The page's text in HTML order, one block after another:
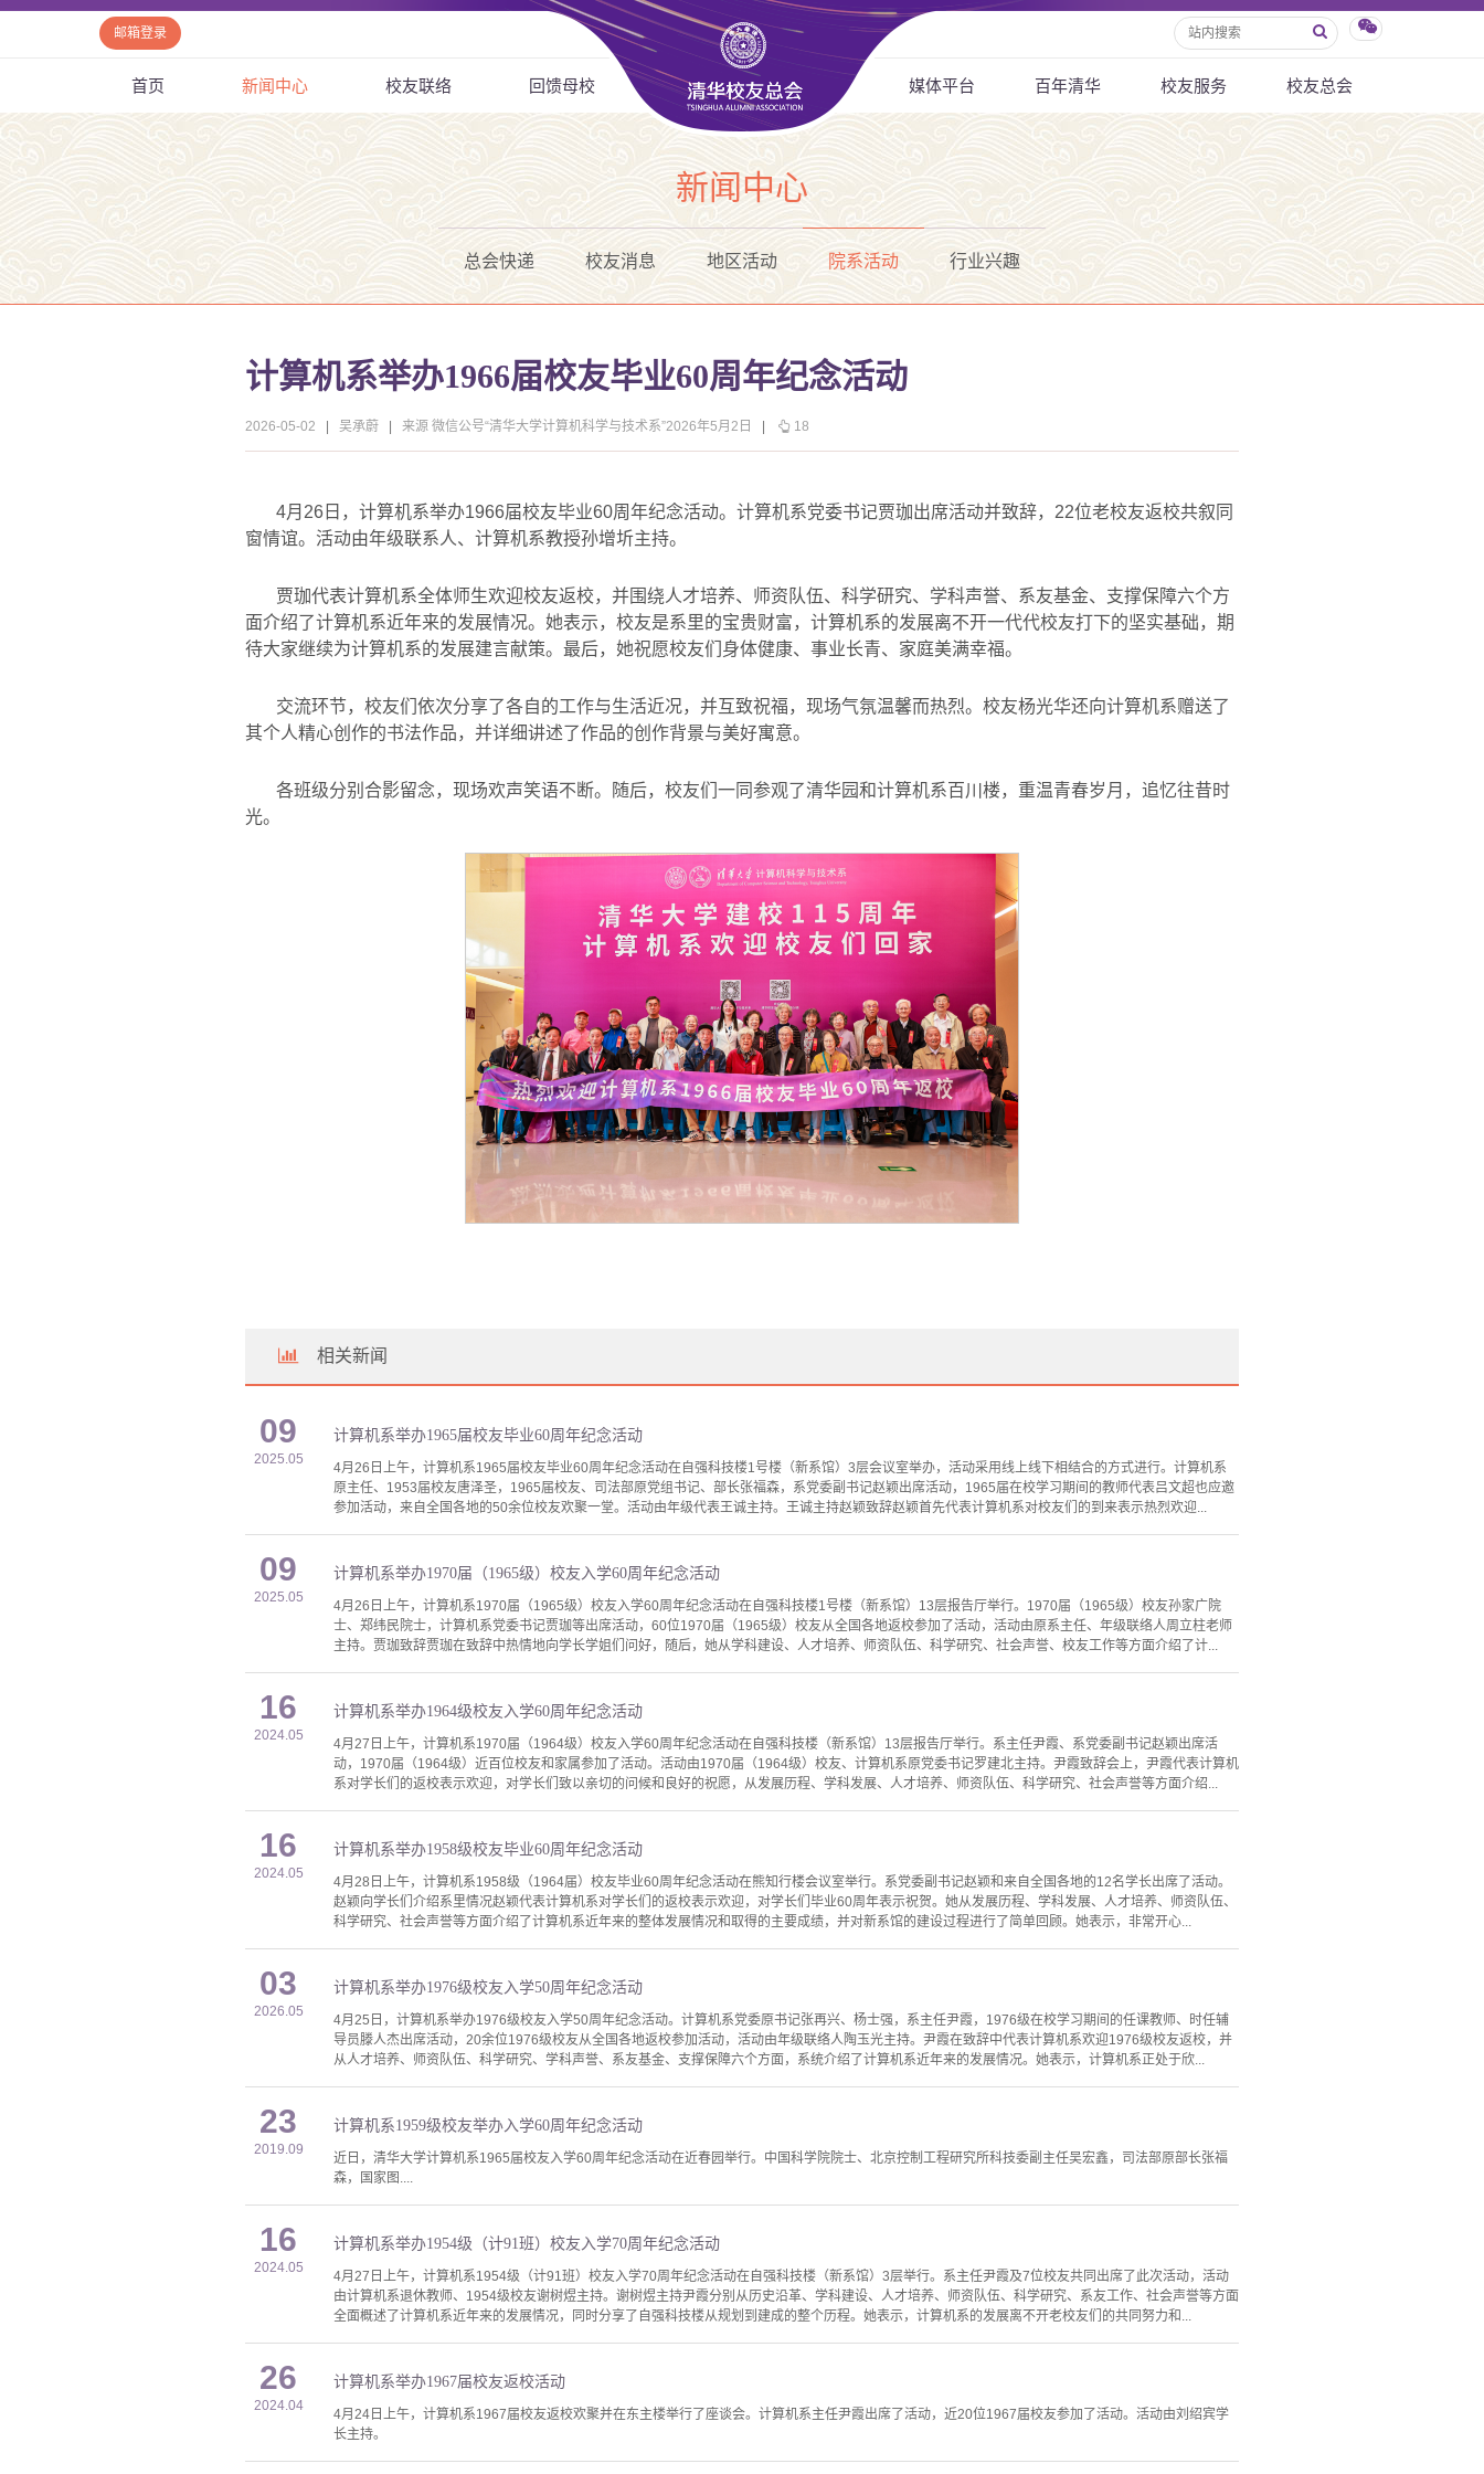
邮箱登录
首页 新闻中心 校友联络 回馈母校 媒体平台 百年清华 校友服务 校友总会
新闻中心
总会快递 校友消息 地区活动 院系活动 行业兴趣
计算机系举办1966届校友毕业60周年纪念活动
2026-05-02 吴承蔚 来源 微信公号“清华大学计算机科学与技术系”2026年5月2日 18
4月26日，计算机系举办1966届校友毕业60周年纪念活动。计算机系党委书记贾珈出席活动并致辞，22位老校友返校共叙同
窗情谊。活动由年级联系人、计算机系教授孙增圻主持。
贾珈代表计算机系全体师生欢迎校友返校，并围绕人才培养、师资队伍、科学研究、学科声誉、系友基金、支撑保障六个方
面介绍了计算机系近年来的发展情况。她表示，校友是系里的宝贵财富，计算机系的发展离不开一代代校友打下的坚实基础，期
待大家继续为计算机系的发展建言献策。最后，她祝愿校友们身体健康、事业长青、家庭美满幸福。
交流环节，校友们依次分享了各自的工作与生活近况，并互致祝福，现场气氛温馨而热烈。校友杨光华还向计算机系赠送了
其个人精心创作的书法作品，并详细讲述了作品的创作背景与美好寓意。
各班级分别合影留念，现场欢声笑语不断。随后，校友们一同参观了清华园和计算机系百川楼，重温青春岁月，追忆往昔时
光。
相关新闻
09
2025.05
计算机系举办1965届校友毕业60周年纪念活动
4月26日上午，计算机系1965届校友毕业60周年纪念活动在自强科技楼1号楼（新系馆）3层会议室举办，活动采用线上线下相结合的方式进行。计算机系
原主任、1953届校友唐泽圣，1965届校友、司法部原党组书记、部长张福森，系党委副书记赵颖出席活动，1965届在校学习期间的教师代表吕文超也应邀
参加活动，来自全国各地的50余位校友欢聚一堂。活动由年级代表王诚主持。王诚主持赵颖致辞赵颖首先代表计算机系对校友们的到来表示热烈欢迎...
09
2025.05
计算机系举办1970届（1965级）校友入学60周年纪念活动
4月26日上午，计算机系1970届（1965级）校友入学60周年纪念活动在自强科技楼1号楼（新系馆）13层报告厅举行。1970届（1965级）校友孙家广院
士、郑纬民院士，计算机系党委书记贾珈等出席活动，60位1970届（1965级）校友从全国各地返校参加了活动，活动由原系主任、年级联络人周立柱老师
主持。贾珈致辞贾珈在致辞中热情地向学长学姐们问好，随后，她从学科建设、人才培养、师资队伍、科学研究、社会声誉、校友工作等方面介绍了计...
16
2024.05
计算机系举办1964级校友入学60周年纪念活动
4月27日上午，计算机系1970届（1964级）校友入学60周年纪念活动在自强科技楼（新系馆）13层报告厅举行。系主任尹霞、系党委副书记赵颖出席活
动，1970届（1964级）近百位校友和家属参加了活动。活动由1970届（1964级）校友、计算机系原党委书记罗建北主持。尹霞致辞会上，尹霞代表计算机
系对学长们的返校表示欢迎，对学长们致以亲切的问候和良好的祝愿，从发展历程、学科发展、人才培养、师资队伍、科学研究、社会声誉等方面介绍...
16
2024.05
计算机系举办1958级校友毕业60周年纪念活动
4月28日上午，计算机系1958级（1964届）校友毕业60周年纪念活动在熊知行楼会议室举行。系党委副书记赵颖和来自全国各地的12名学长出席了活动。
赵颖向学长们介绍系里情况赵颖代表计算机系对学长们的返校表示欢迎，对学长们毕业60周年表示祝贺。她从发展历程、学科发展、人才培养、师资队伍、
科学研究、社会声誉等方面介绍了计算机系近年来的整体发展情况和取得的主要成绩，并对新系馆的建设过程进行了简单回顾。她表示，非常开心...
03
2026.05
计算机系举办1976级校友入学50周年纪念活动
4月25日，计算机系举办1976级校友入学50周年纪念活动。计算机系党委原书记张再兴、杨士强，系主任尹霞，1976级在校学习期间的任课教师、时任辅
导员滕人杰出席活动，20余位1976级校友从全国各地返校参加活动，活动由年级联络人陶玉光主持。尹霞在致辞中代表计算机系欢迎1976级校友返校，并
从人才培养、师资队伍、科学研究、学科声誉、系友基金、支撑保障六个方面，系统介绍了计算机系近年来的发展情况。她表示，计算机系正处于欣...
23
2019.09
计算机系1959级校友举办入学60周年纪念活动
近日，清华大学计算机系1965届校友入学60周年纪念活动在近春园举行。中国科学院院士、北京控制工程研究所科技委副主任吴宏鑫，司法部原部长张福
森，国家图....
16
2024.05
计算机系举办1954级（计91班）校友入学70周年纪念活动
4月27日上午，计算机系1954级（计91班）校友入学70周年纪念活动在自强科技楼（新系馆）3层举行。系主任尹霞及7位校友共同出席了此次活动，活动
由计算机系退休教师、1954级校友谢树煜主持。谢树煜主持尹霞分别从历史沿革、学科建设、人才培养、师资队伍、科学研究、系友工作、社会声誉等方面
全面概述了计算机系近年来的发展情况，同时分享了自强科技楼从规划到建成的整个历程。她表示，计算机系的发展离不开老校友们的共同努力和...
26
2024.04
计算机系举办1967届校友返校活动
4月24日上午，计算机系1967届校友返校欢聚并在东主楼举行了座谈会。计算机系主任尹霞出席了活动，近20位1967届校友参加了活动。活动由刘绍宾学
长主持。